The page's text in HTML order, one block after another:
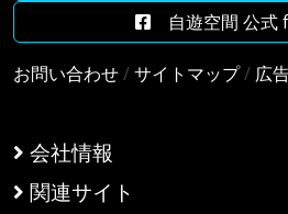
会社情報
関連サイト
自遊空間 公式
お問い合わせ/サイトマップ/ 広